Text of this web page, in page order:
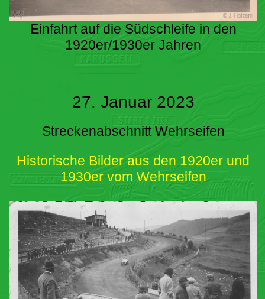
Einfahrt auf die Südschleife in den
1920er/1930er Jahren
27. Januar 2023
Streckenabschnitt Wehrseifen
Historische Bilder aus den 1920er und
1930er vom Wehrseifen